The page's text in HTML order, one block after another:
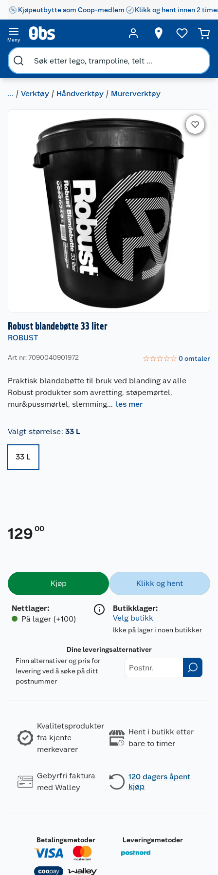
Kjøpeutbytte som Coop-medlem Klikk og hent innen 2
Meny
... Verktøy Håndverktøy Murerverktøy
Robust blandebøtte 33 liter
ROBUST
Art nr: 7090040901972 ☆☆☆☆☆ 0omtaler
Praktisk blandebøtte til bruk ved blanding av alle
Robust produkter som avretting, støpemørtel,
mur&pussmørtel, slemming... les mer
Valgt størrelse: 33 L
33 L
129 00
Kjøp
Nettlager:
På lager (+100)
Klikk og hent
Butikklager:
Velg butikk
Ikke på lager i noen butikker
Dine leveringsalternativer
Finn alternativer og pris for
levering ved å søke på ditt
postnummer
Kvalitetsprodukter
fra kjente
merkevarer
Hent i butikk etter
bare to timer
Gebyrfri faktura
med Walley
120 dagers åpent
kjøp
Betalingsmetoder Leveringsmetoder